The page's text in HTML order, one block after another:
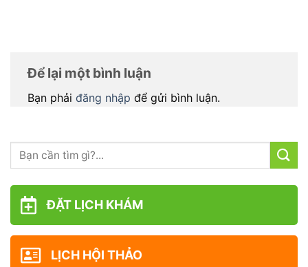
Để lại một bình luận
Bạn phải đăng nhập để gửi bình luận.
ĐẶT LỊCH KHÁM
LỊCH HỘI THẢO